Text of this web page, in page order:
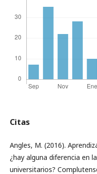
Citas
Angles, M. (2016).
¿hay alguna diferencia en
universitarios?